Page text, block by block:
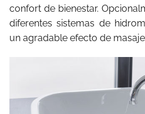
confort de bienestar.
diferentes sistemas de
un agradable efecto de